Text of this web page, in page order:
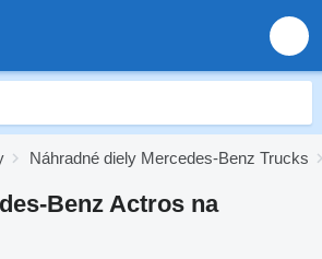
Náhradné diely Mercedes-Benz Trucks
Benz Actros na